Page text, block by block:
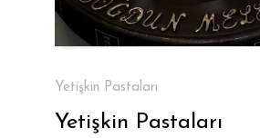
Yetişkin Pastaları
Yetişkin Pastaları